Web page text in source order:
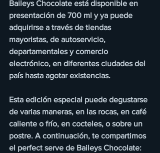
Baileys Chocolate está disponible en
presentación de 700 ml y ya puede
adquirirse a través de tiendas
mayoristas, de autoservicio,
departamentales y comercio
electrónico, en diferentes ciudades del
país hasta agotar existencias.
Esta edición especial puede degustarse
de varias maneras, en las rocas, en café
caliente o frío, en cocteles, o sobre un
postre. A continuación, te compartimos
el perfect serve de Baileys Chocolate: